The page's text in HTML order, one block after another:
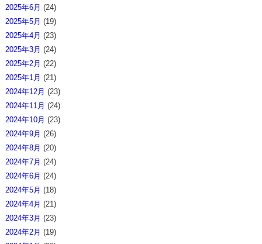
2025年6月 (24)
2025年5月 (19)
2025年4月 (23)
2025年3月 (24)
2025年2月 (22)
2025年1月 (21)
2024年12月 (23)
2024年11月 (24)
2024年10月 (23)
2024年9月 (26)
2024年8月 (20)
2024年7月 (24)
2024年6月 (24)
2024年5月 (18)
2024年4月 (21)
2024年3月 (23)
2024年2月 (19)